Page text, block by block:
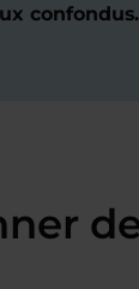
confondus.